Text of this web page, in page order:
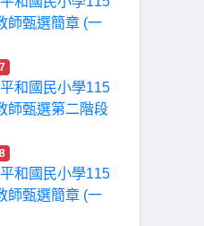
師甄選簡章 (一
和國民小學115
師甄選第二階段
和國民小學115
師甄選簡章 (一